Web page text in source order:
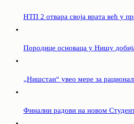
НТП 2 отвара своја врата већ у
Породицe основаца у Нишу
„Нишстан“ увео мере за
Финални радови на новом